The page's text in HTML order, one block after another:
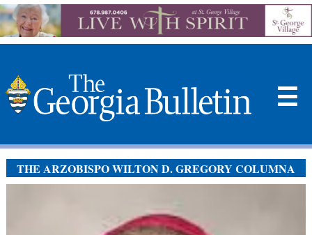
☰
THE ARZOBISPO WILTON D. GREGORY COLUMNA